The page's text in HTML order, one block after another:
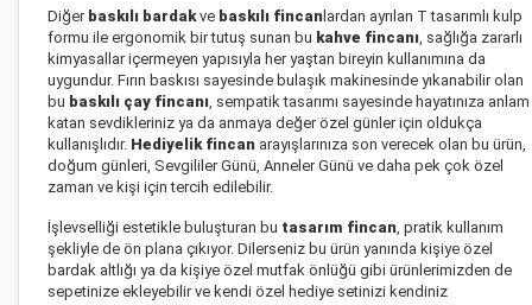
Diğer baskılı bardakve baskılı fincanlardan ayrılan T tasarımlı kulp
formu ile ergonomik bir tutuş sunan bu kahve fincanı , sağlığa zararlı
kimyasallar içermeyen yapısıyla her yaştan bireyin kullanımına da
uygundur. Fırın baskısı sayesinde bulaşık makinesinde yıkanabilir olan
bu baskılı çay fincanı , sempatik tasarımı sayesinde hayatınıza anlam
katan sevdikleriniz ya da anmaya değer özel günler için oldukça
kullanışlıdır. Hediyelik fincan arayışlarınıza son verecek olan bu ürün,
doğum günleri, Sevgililer Günü, Anneler Günü ve daha pek çok özel
zaman ve kişi için tercih edilebilir.
İşlevselliği estetikle buluşturan bu tasarım fincan , pratik kullanım
şekliyle de ön plana çıkıyor. Dilerseniz bu ürün yanında kişiye özel
bardak altlığı ya da kişiye özel mutfak önlüğü gibi ürünlerimizden de
sepetinize ekleyebilir ve kendi özel hediye setinizi kendiniz